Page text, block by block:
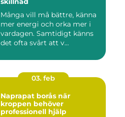
Många vill må bättre, känna
mer energi och orka mer i
vardagen. Samtidigt känns
det ofta svårt att v...
03. feb
Naprapat borås när
kroppen behöver
professionell hjälp